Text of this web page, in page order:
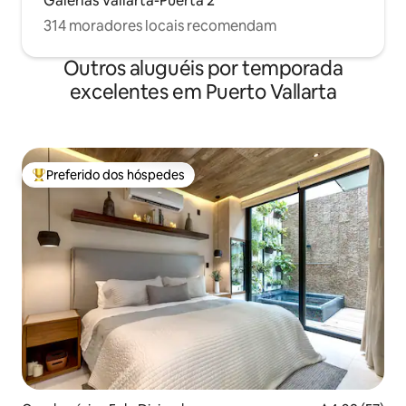
314 moradores locais recomendam
Outros aluguéis por temporada
excelentes em Puerto Vallarta
Entre os melhores preferidos dos hóspedes
Preferido dos hóspedes